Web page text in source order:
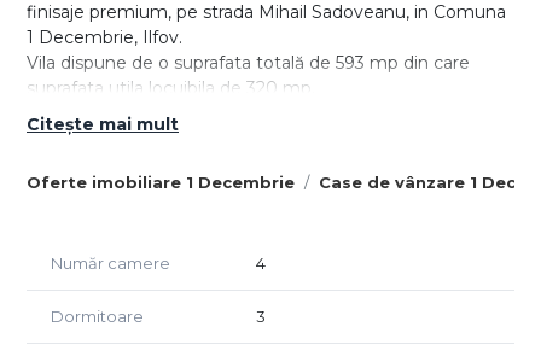
Oferte imobiliare 1 Decembrie Case de vânzare 1
finisaje premium, pe strada Mihail Sadoveanu, in Comuna
1 Decembrie, Ilfov.
Vila dispune de o suprafata totală de 593 mp din care
suprafata utila locuibila de 320 mp,
Vila are un numar de 3 dormitoare, 2 bai, loc de luat masa,
după cum urmează.
debara, casa scarii, terasa.
Etaj: Suprafata utila de 97 mp compus din: 3 dormitoare,
baie, dressing, logie (14 mp), balcon, hol, casa scarii.
Citește mai mult
Număr camere 4
Dormitoare 3